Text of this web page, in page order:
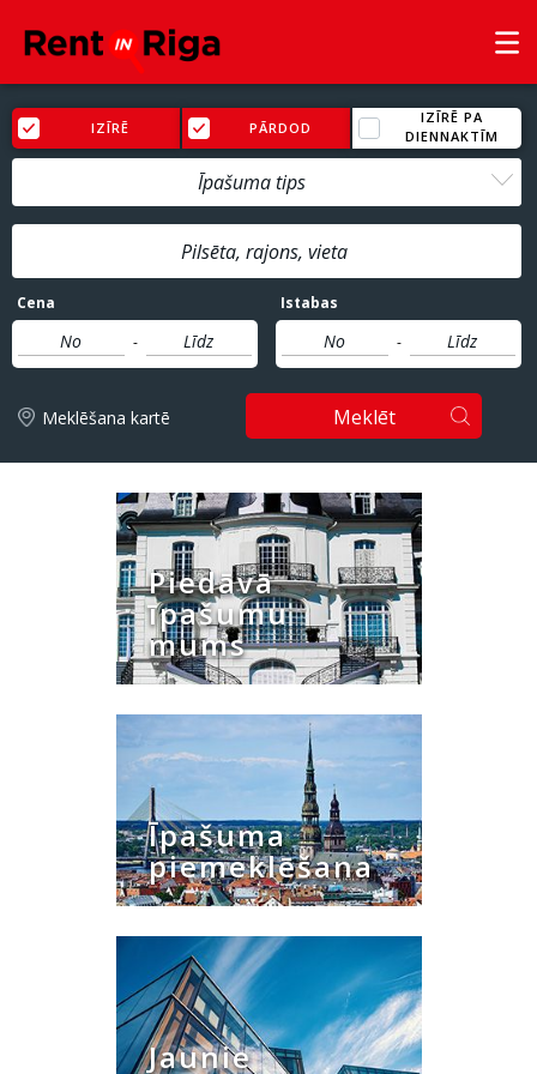
IZĪRĒ PĀRDOD
IZĪRĒ PA
DIENNAKTĪM
Īpašuma tips
Cena
-
Istabas
-
Meklēšana kartē Meklēt
Piedāvā
īpašumu
mums
Īpašuma
piemeklēšana
Jaunie